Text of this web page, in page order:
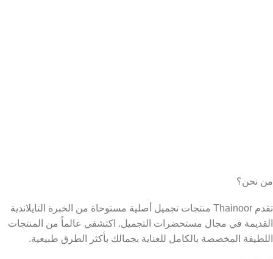
من نحن؟
تقدم Thainoor منتجات تجميل أصلية مستوحاة من الخبرة التايلاندية
القديمة في مجال مستحضرات التجميل. اكتشفي عالماً من المنتجات
اللطيفة المخصصة بالكامل للعناية بجمالك بأكثر الطرق طبيعية.